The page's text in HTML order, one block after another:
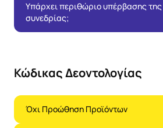
Υπάρχει περιθώριο υπέρβασης της
συνεδρίας;
Κώδικας Δεοντολογίας
Όχι Προώθηση Προϊόντων